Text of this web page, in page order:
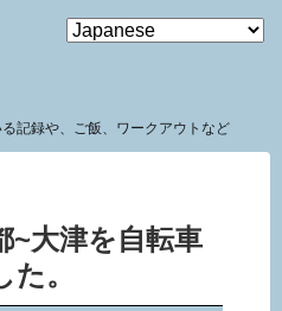
MENU
記録や、ご飯、ワークアウトなど
~大津を自転車
。